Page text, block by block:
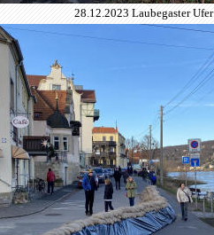
28.12.2023 Laubegaster Ufer